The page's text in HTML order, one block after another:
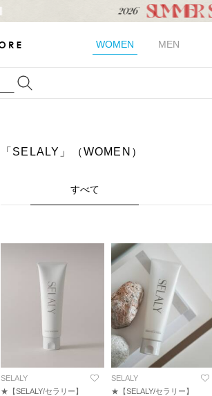
WOMEN MEN
「SELALY」（WOMEN）
すべて
SELALY
★【SELALY/セラリー】
SELALY
★【SELALY/セラリー】